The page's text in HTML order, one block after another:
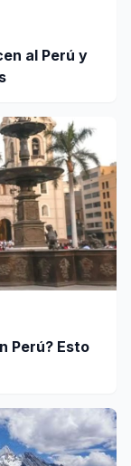
al Perú y
Perú? Esto